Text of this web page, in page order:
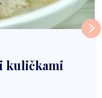
kuličkami